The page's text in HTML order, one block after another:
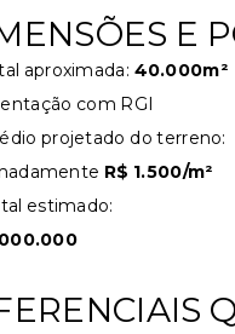
E
aproximada: 40.000m²
com RGI
projetado do terreno:
R$ 1.500/m²
estimado: